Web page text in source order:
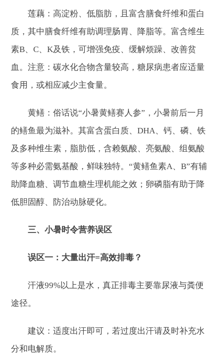
莲藕：高淀粉、低脂肪，且富含膳食纤维和蛋白
质，其中膳食纤维有助调理肠胃、降脂等。富含维生
素B、C、K及铁，可增强免疫、缓解烦躁、改善贫
血。注意：碳水化合物含量较高，糖尿病患者应适量
食用，或相应减少主食量。
黄鳝：俗话说“小暑黄鳝赛人参”，小暑前后一月
的鳝鱼最为滋补。其富含蛋白质、DHA、钙、磷、铁
及多种维生素，脂肪低，含赖氨酸、亮氨酸、组氨酸
等多种必需氨基酸，鲜味独特。“黄鳝鱼素A、B”有辅
助降血糖、调节血糖生理机能之效；卵磷脂有助于降
低胆固醇、防治动脉硬化。
三、小暑时令营养误区
误区一：大量出汗=高效排毒？
汗液99%以上是水，真正排毒主要靠尿液与粪便
途径。
建议：适度出汗即可，若过度出汗请及时补充水
分和电解质。